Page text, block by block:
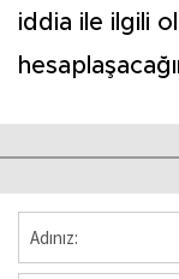
iddia ile ilgili